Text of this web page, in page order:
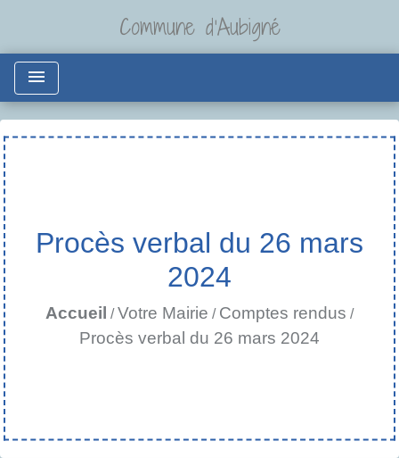
Commune d'Aubigné
menu
Procès verbal du 26 mars
2024
Accueil /Votre Mairie / Comptes rendus /
Procès verbal du 26 mars 2024